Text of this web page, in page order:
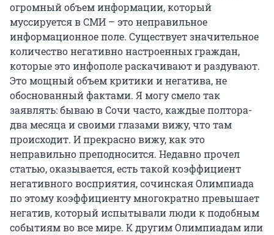
огромный объем информации, который
муссируется в СМИ – это неправильное
информационное поле. Существует значительное
количество негативно настроенных граждан,
которые это инфополе раскачивают и раздувают.
Это мощный объем критики и негатива, не
обоснованный фактами. Я могу смело так
заявлять: бываю в Сочи часто, каждые полтора-
два месяца и своими глазами вижу, что там
происходит. И прекрасно вижу, как это
неправильно преподносится. Недавно прочел
статью, оказывается, есть такой коэффициент
негативного восприятия, сочинская Олимпиада
по этому коэффициенту многократно превышает
негатив, который испытывали люди к подобным
событиям во все мире. К другим Олимпиадам или